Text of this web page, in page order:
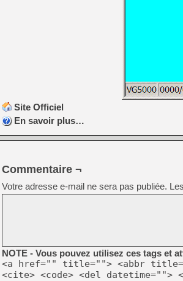
Site Officiel
En savoir plus…
Commentaire ¬
Votre adresse e-mail ne sera pas publiée.
NOTE - Vous pouvez utilisez ces tags et
<a href="" title=""> <abbr
<cite> <code> <del datetime="">